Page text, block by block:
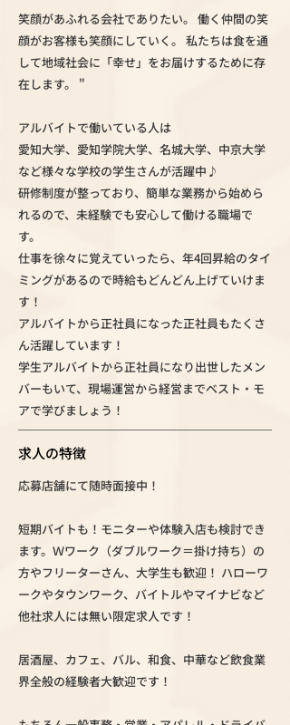
笑顔があふれる会社でありたい。 働く仲間の笑
顔がお客様も笑顔にしていく。 私たちは食を通
して地域社会に「幸せ」をお届けするために存
在します。 "
アルバイトで働いている人は
愛知大学、愛知学院大学、名城大学、中京大学
など様々な学校の学生さんが活躍中♪
研修制度が整っており、簡単な業務から始めら
れるので、未経験でも安心して働ける職場で
す。
仕事を徐々に覚えていったら、年4回昇給のタイ
ミングがあるので時給もどんどん上げていけま
す！
アルバイトから正社員になった正社員もたくさ
ん活躍しています！
学生アルバイトから正社員になり出世したメン
バーもいて、現場運営から経営までベスト・モ
アで学びましょう！
求人の特徴
応募店舗にて随時面接中！
短期バイトも！モニターや体験入店も検討でき
ます。Ｗワーク（ダブルワーク＝掛け持ち）の
方やフリーターさん、大学生も歓迎！ ハローワ
ークやタウンワーク、バイトルやマイナビなど
他社求人には無い限定求人です！
居酒屋、カフェ、バル、和食、中華など飲食業
界全般の経験者大歓迎です！